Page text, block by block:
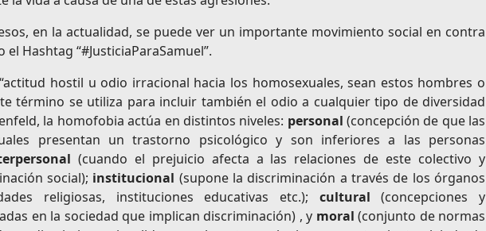
en la actualidad, se puede ver un importante movimiento social en contra
Hashtag “#JusticiaParaSamuel”.
hostil u odio irracional hacia los homosexuales, sean estos hombres o
término se utiliza para incluir también el odio a cualquier tipo de diversidad
la homofobia actúa en distintos niveles: personal (concepción de que las
presentan un trastorno psicológico y son inferiores a las personas
(cuando el prejuicio afecta a las relaciones de este colectivo y
social); institucional (supone la discriminación a través de los órganos
religiosas, instituciones educativas etc.); cultural(concepciones y
en la sociedad que implican discriminación) , y moral(conjunto de normas